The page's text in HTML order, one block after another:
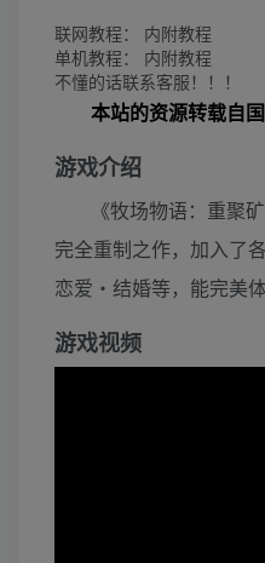
联网教程： 内附教程
单机教程： 内附教程
不懂的话联系客服！！！
本站的资源转载自
游戏介绍
《牧场物语：重聚
完全重制之作，加入了
恋爱・结婚等，能完美
游戏视频